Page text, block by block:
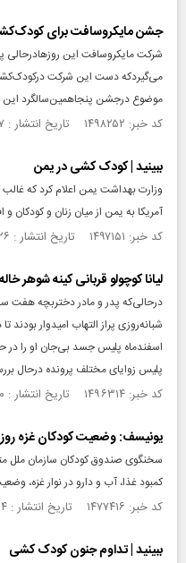
جشن مایکروسافت برای
شرکت مایکروسافت این‌
می‌گیردکه دست این شرکت
موضوع درجشن پنجاهمین‌سالگرد این
کد خبر: ۱۴۹۸۲۵۲ تاریخ انتشار : ۱۴۰۴/۰۱/۱۷
ببینید | کودک کشی در یمن
وزارت بهداشت یمن اعلام کرد که
آمریکا به یمن از میان زنان و کودکان و
کد خبر: ۱۴۹۷۱۵۱ تاریخ انتشار : ۱۴۰۳/۱۲/۲۶
لیانا کوچولو قربانی کینه شوهر خاله
درحالی‌که پدر و مادر دختربچه
اسفندماه پلیس جسد بی‌جان او را در
پلیس زوایای مختلف پرونده درحال
کد خبر: ۱۴۹۶۳۱۴ تاریخ انتشار : ۱۴۰۳/۱۲/۲۰
یونیسف: وضعیت کودکان غزه
سخنگوی صندوق کودکان سازمان ملل
کمبود غذا، آب و دارو در نوار غزه،
کد خبر: ۱۴۷۷۴۱۶ تاریخ انتشار : ۱۴۰۳/۰۷/۲۴
ببینید | تداوم جنون کودک‌ کشی